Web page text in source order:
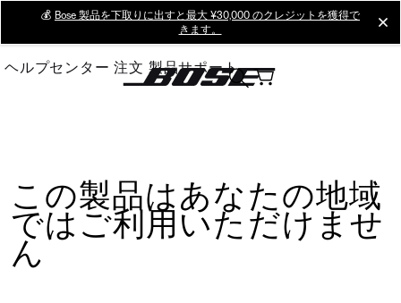
Main
💰 Bose 製品を下取りに出すと最大 ¥30,000 のクレジットを獲得で
きます。
ヘルプセンター 注文 製品サポート
この製品はあなたの地域
ではご利用いただけませ
ん